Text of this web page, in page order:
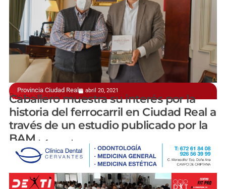
Provincia Ciudad Real abril 20, 2021
Recibe al autor
Caballero muestra su interés por la
historia del ferrocarril en Ciudad Real a
través de un estudio publicado por la
BAM
manchainformacion.com